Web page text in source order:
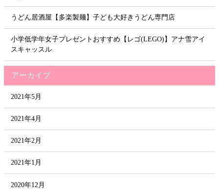
うどん居酒屋【多楽製麺】子ども大好きうどん専門店
小学低学年女子プレゼントおすすめ【レゴ(LEGO)】アナ雪アイ
スキャッスル
アーカイブ
2021年5月
2021年4月
2021年2月
2021年1月
2020年12月